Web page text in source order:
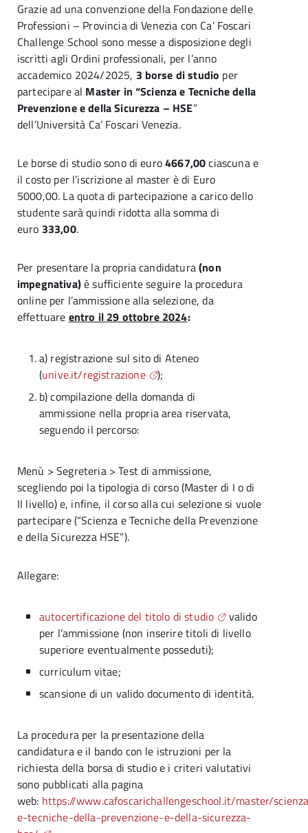
Grazie ad una convenzione della Fondazione delle
Professioni – Provincia di Venezia con Ca’ Foscari
Challenge School sono messe a disposizione degli
iscritti agli Ordini professionali, per l’anno
accademico 2024/2025, 3 borse di studio per
partecipare al Master in “Scienza e Tecniche della
Prevenzione e della Sicurezza – HSE”
dell’Università Ca’ Foscari Venezia.
Le borse di studio sono di euro4667,00ciascuna e
il costo per l’iscrizione al master è di Euro
5000,00. La quota di partecipazione a carico dello
studente sarà quindi ridotta alla somma di
euro 333,00.
Per presentare la propria candidatura(non
impegnativa)è sufficiente seguire la procedura
online per l’ammissione alla selezione, da
effettuare entro il 29 ottobre 2024:
a) registrazione sul sito di Ateneo
(unive.it/registrazione
);
b) compilazione della domanda di
ammissione nella propria area riservata,
seguendo il percorso:
Menù > Segreteria > Test di ammissione,
scegliendo poi la tipologia di corso (Master di I o di
II livello) e, infine, il corso alla cui selezione si vuole
partecipare (“Scienza e Tecniche della Prevenzione
e della Sicurezza HSE”).
Allegare:
autocertificazione del titolo di studio
valido
per l’ammissione (non inserire titoli di livello
superiore eventualmente posseduti);
curriculum vitae;
scansione di un valido documento di identità.
La procedura per la presentazione della
candidatura e il bando con le istruzioni per la
richiesta della borsa di studio e i criteri valutativi
sono pubblicati alla pagina
web: https://www.cafoscarichallengeschool.it/master/
e-tecniche-della-prevenzione-e-della-sicurezza-